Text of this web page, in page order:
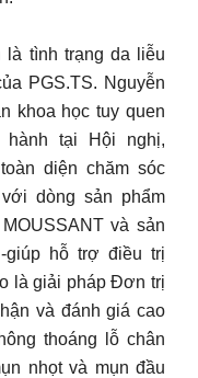
là tình trạng da liễu
PGS.TS. Nguyễn
khoa học tuy quen
tại Hội nghị,
diện chăm sóc
dòng sản phẩm
và sản
giúp hỗ trợ điều trị
là giải pháp Đơn trị
và đánh giá cao
thoáng lỗ chân
nhọt và mụn đầu